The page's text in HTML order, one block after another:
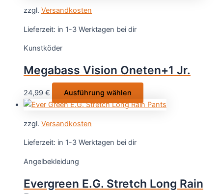
zzgl. Versandkosten
Lieferzeit: in 1-3 Werktagen bei dir
Kunstköder
Megabass Vision Oneten+1 Jr.
24,99 € Ausführung wählen
Produkt
können
zzgl. Versandkosten
Lieferzeit: in 1-3 Werktagen bei dir
Angelbekleidung
Evergreen E.G. Stretch Long Rain